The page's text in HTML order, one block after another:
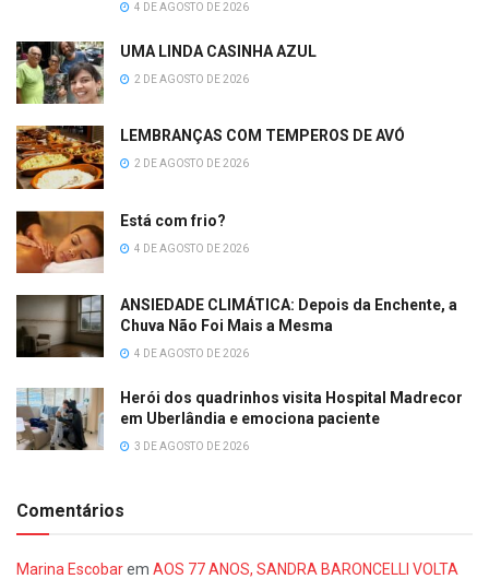
4 DE AGOSTO DE 2026
UMA LINDA CASINHA AZUL
2 DE AGOSTO DE 2026
LEMBRANÇAS COM TEMPEROS DE AVÓ
2 DE AGOSTO DE 2026
Está com frio?
4 DE AGOSTO DE 2026
ANSIEDADE CLIMÁTICA: Depois da Enchente, a
Chuva Não Foi Mais a Mesma
4 DE AGOSTO DE 2026
Herói dos quadrinhos visita Hospital Madrecor
em Uberlândia e emociona paciente
3 DE AGOSTO DE 2026
Comentários
Marina Escobarem AOS 77 ANOS, SANDRA BARONCELLI VOLTA